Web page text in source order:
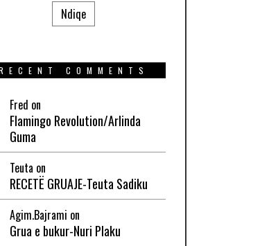
Ndiqe
COMMENTS
Fred on
Flamingo Revolution/Arlinda
Guma
Teuta on
RECETË GRUAJE-Teuta Sadiku
Agim.Bajrami on
Grua e bukur-Nuri Plaku